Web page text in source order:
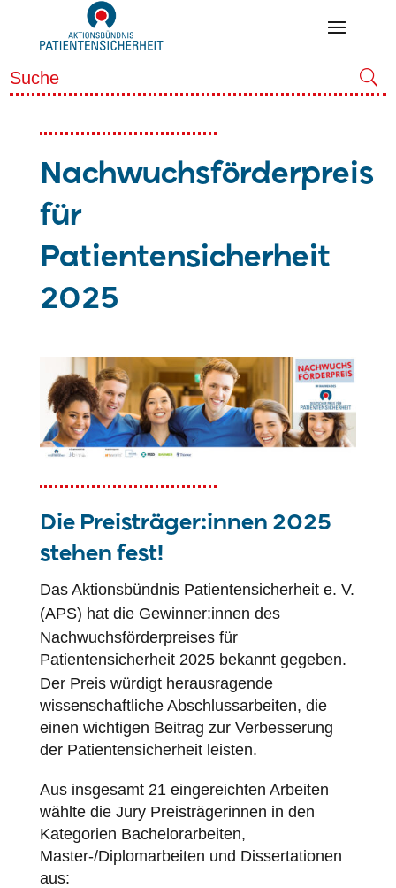
Nachwuchsförderpreis
für
Patientensicherheit
2025
Die Preisträger:innen 2025
stehen fest!
Das Aktionsbündnis Patientensicherheite. V.
(APS) hat die Gewinner:innen des
Nachwuchsförderpreises für
Patientensicherheit2025 bekannt gegeben.
Der Preis würdigt herausragende
wissenschaftliche Abschlussarbeiten, die
einen wichtigen Beitrag zur Verbesserung
der Patientensicherheitleisten.
Aus insgesamt 21 eingereichten Arbeiten
wählte die Jury Preisträgerinnen in den
Kategorien Bachelorarbeiten,
Master-/Diplomarbeiten und Dissertationen
aus: